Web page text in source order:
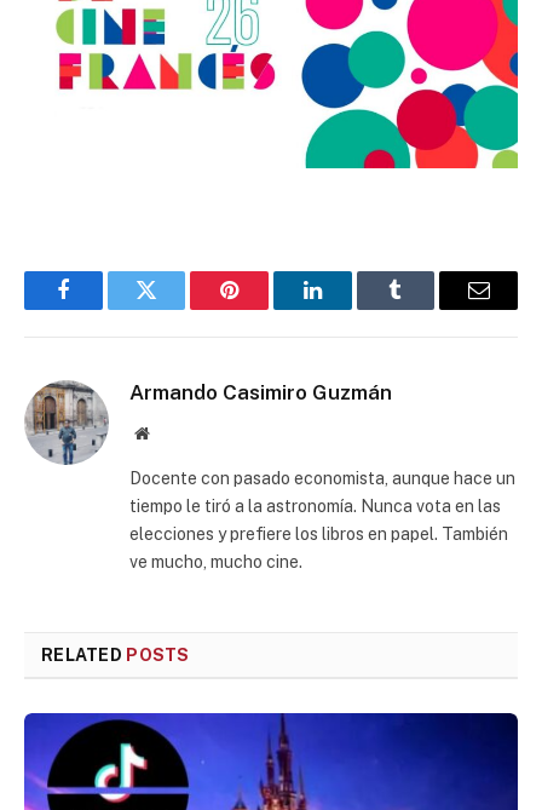
FacebookTwitter Pinterest LinkedInTumblr Email
Armando Casimiro Guzmán
Website
Docente con pasado economista, aunque hace un
tiempo le tiró a la astronomía. Nunca vota en las
elecciones y prefiere los libros en papel. También
ve mucho, mucho cine.
RELATED POSTS